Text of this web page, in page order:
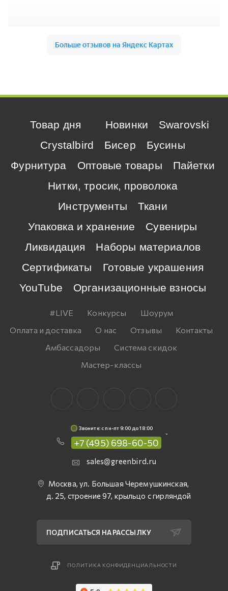
Товар дня Новинки
Swarovski
Crystalbird
Бисер
Бусины
Фурнитура
Оптовые товары
Пайетки
Нитки, тросик, проволока
Инструменты
Ткани
Упаковка и хранение
Сувениры
Ликвидация
Наборы материалов
Сертификаты
Готовые украшения
YouTube
Организационные взносы
#LIVE Конкурсы
Шоурум
Оплата и доставка
О нас Отзывы
Контакты
Амбассадоры
Система скидок
Мастер-классы
Звоните: c пн-пт 9:00 до 18:00
+7 (495) 698-60-50
sales@greenbird.ru
Москва, ул. Большая Черемушкинская,
д. 25, строение 97, крыльцо с гирляндой
ПОДПИСАТЬСЯ НА РАССЫЛКУ
ПОЛИТИКА КОНФИДЕНЦИАЛЬНОСТИ